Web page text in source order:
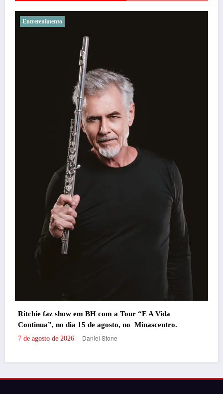
41º Festivale, em Botumirim, foi um sucesso
força da cultura popular do Vale do
7 de agosto de 2026
Portal de Notícias em BH, pronto para trazer os melhores eventos e
informações da cidade para vocês!
oficial